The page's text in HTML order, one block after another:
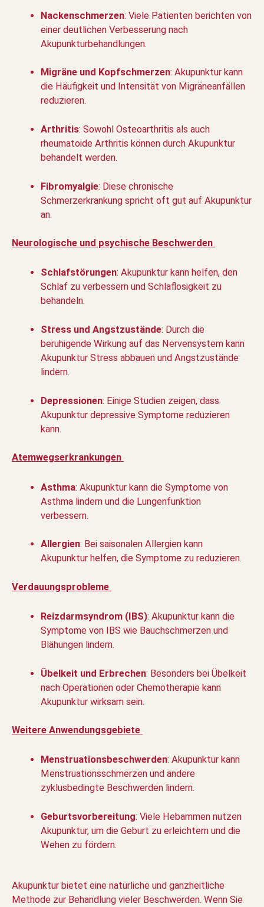
Nackenschmerzen: Viele Patienten berichten von
einer deutlichen Verbesserung nach
Akupunkturbehandlungen.
Migräne und Kopfschmerzen: Akupunktur kann
die Häufigkeit und Intensität von Migräneanfällen
reduzieren.
Arthritis: Sowohl Osteoarthritis als auch
rheumatoide Arthritis können durch Akupunktur
behandelt werden.
Fibromyalgie: Diese chronische
Schmerzerkrankung spricht oft gut auf Akupunktur
an.
Neurologische und psychische Beschwerden
Schlafstörungen: Akupunktur kann helfen, den
Schlaf zu verbessern und Schlaflosigkeit zu
behandeln.
Stress und Angstzustände: Durch die
beruhigende Wirkung auf das Nervensystem kann
Akupunktur Stress abbauen und Angstzustände
lindern.
Depressionen: Einige Studien zeigen, dass
Akupunktur depressive Symptome reduzieren
kann.
Atemwegserkrankungen
Asthma: Akupunktur kann die Symptome von
Asthma lindern und die Lungenfunktion
verbessern.
Allergien: Bei saisonalen Allergien kann
Akupunktur helfen, die Symptome zu reduzieren.
Verdauungsprobleme
Reizdarmsyndrom (IBS): Akupunktur kann die
Symptome von IBS wie Bauchschmerzen und
Blähungen lindern.
Übelkeit und Erbrechen: Besonders bei Übelkeit
nach Operationen oder Chemotherapie kann
Akupunktur wirksam sein.
Weitere Anwendungsgebiete
Menstruationsbeschwerden: Akupunktur kann
Menstruationsschmerzen und andere
zyklusbedingte Beschwerden lindern.
Geburtsvorbereitung: Viele Hebammen nutzen
Akupunktur, um die Geburt zu erleichtern und die
Wehen zu fördern.
Akupunktur bietet eine natürliche und ganzheitliche
Methode zur Behandlung vieler Beschwerden. Wenn Sie